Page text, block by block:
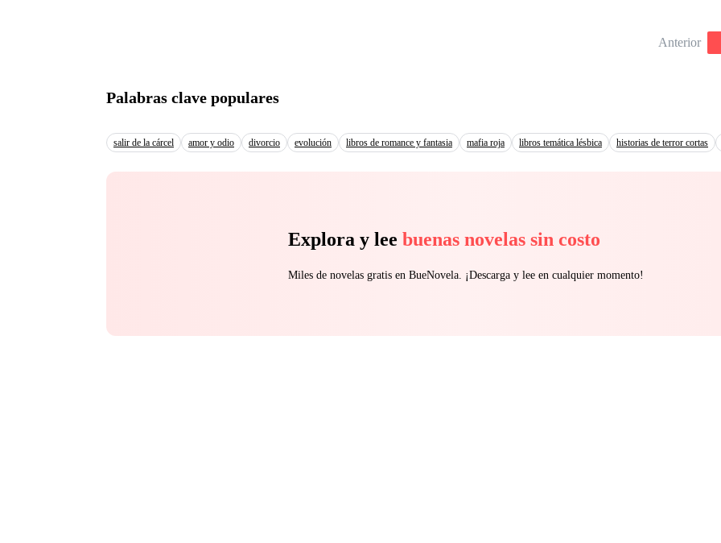
Anterior
Palabras clave populares
salir de la cárcel amor y odio divorcio evolución libros de romance y fantasia mafia roja libros temática lésbica historias de terror cortas
Explora y lee buenas novelas sin costo
Miles de novelas gratis en BueNovela. ¡Descarga y lee en cualquier momento!